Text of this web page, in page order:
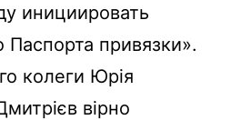
инициировать
привязки».
колеги Юрія
вірно